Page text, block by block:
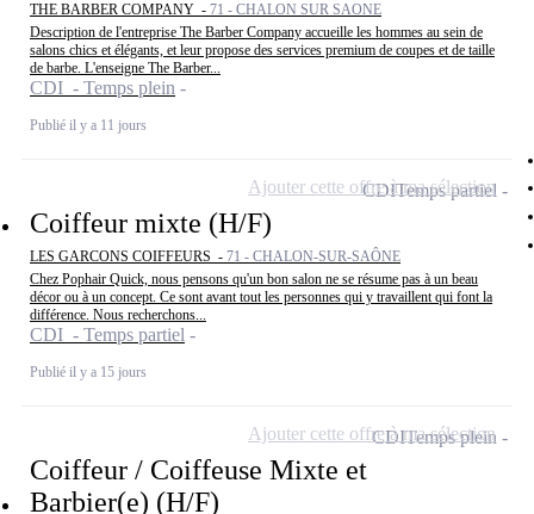
THE BARBER COMPANY - 71 - CHALON SUR SAONE
Description de l'entreprise The Barber Company accueille les hommes au sein de
salons chics et élégants, et leur propose des services premium de coupes et de taille
de barbe. L'enseigne The Barber...
CDI - Temps plein
Publié il y a 11 jours
Coiffeur mixte (H/F)
LES GARCONS COIFFEURS - 71 - CHALON-SUR-SAÔNE
Chez Pophair Quick, nous pensons qu'un bon salon ne se résume pas à un beau
décor ou à un concept. Ce sont avant tout les personnes qui y travaillent qui font la
différence. Nous recherchons...
CDI - Temps partiel
Publié il y a 15 jours
CDITemps partiel
Ajouter cette offre à ma sélection
Coiffeur / Coiffeuse Mixte et
Barbier(e) (H/F)
CDITemps plein
Ajouter cette offre à ma sélection